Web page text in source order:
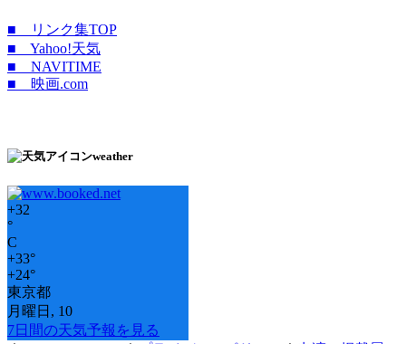
■ リンク集TOP
■ Yahoo!天気
■ NAVITIME
■ 映画.com
weather
+32
°
C
+33°
+24°
東京都
月曜日, 10
7日間の天気予報を見る